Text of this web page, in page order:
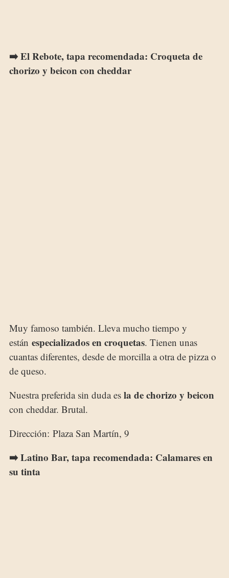
➡️ El Rebote, tapa recomendada: Croqueta de
chorizo y beicon con cheddar
Muy famoso también. Lleva mucho tiempo y
están especializados en croquetas. Tienen unas
cuantas diferentes, desde de morcilla a otra de pizza o
de queso.
Nuestra preferida sin duda es la de chorizo y beicon
con cheddar. Brutal.
Dirección: Plaza San Martín, 9
➡️ Latino Bar, tapa recomendada: Calamares en
su tinta